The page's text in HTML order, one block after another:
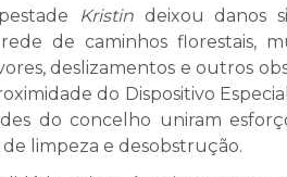
Kristindeixou danos
de caminhos florestais,
deslizamentos e outros
do Dispositivo
do concelho uniram
limpeza e desobstrução.